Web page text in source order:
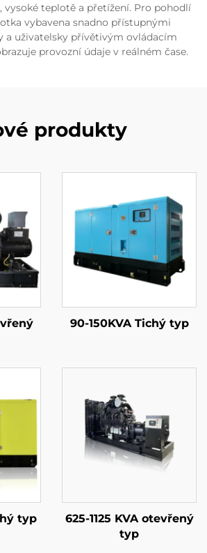
vysoké teplotě a přetížení. Pro pohodlí
vybavena snadno přístupnými
a uživatelsky přívětivým ovládacím
provozní údaje v reálném čase.
produkty
90-150KVA Tichý typ
typ
625-1125 KVA otevřený
typ